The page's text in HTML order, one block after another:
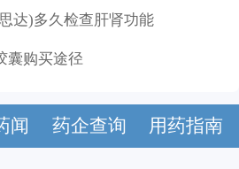
达)多久检查肝肾功能
囊购买途径
闻 药企查询 用药指南